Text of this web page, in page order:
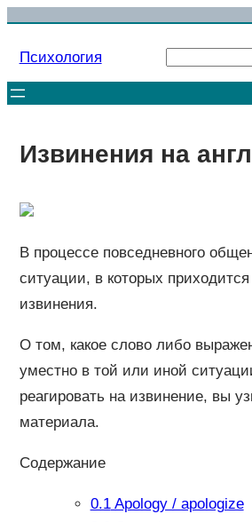
Перейти
Психология
Извинения на
В процессе повседневного
ситуации, в которых
извинения.
О том, какое слово либо
уместно в той или иной
реагировать на извинение, вы
материала.
Содержание
0.1Apology / apologize